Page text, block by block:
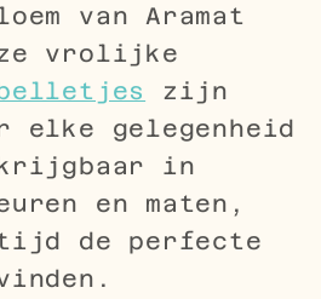
van Aramat
vrolijke
zijn
elke gelegenheid
in
en maten,
de perfecte